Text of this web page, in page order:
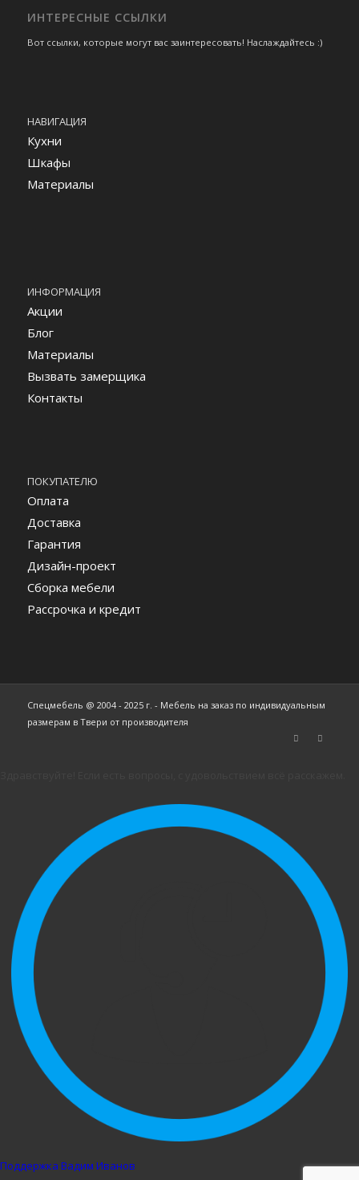
ИНТЕРЕСНЫЕ ССЫЛКИ
Вот ссылки, которые могут вас заинтересовать! Наслаждайтесь :)
НАВИГАЦИЯ
Кухни
Шкафы
Материалы
ИНФОРМАЦИЯ
Акции
Блог
Материалы
Вызвать замерщика
Контакты
ПОКУПАТЕЛЮ
Оплата
Доставка
Гарантия
Дизайн-проект
Сборка мебели
Рассрочка и кредит
Спецмебель @ 2004 - 2025 г. - Мебель на заказ по индивидуальным
размерам в Твери от производителя
Поддержка Вадим Иванов